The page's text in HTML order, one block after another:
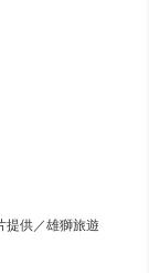
提供／雄獅旅遊